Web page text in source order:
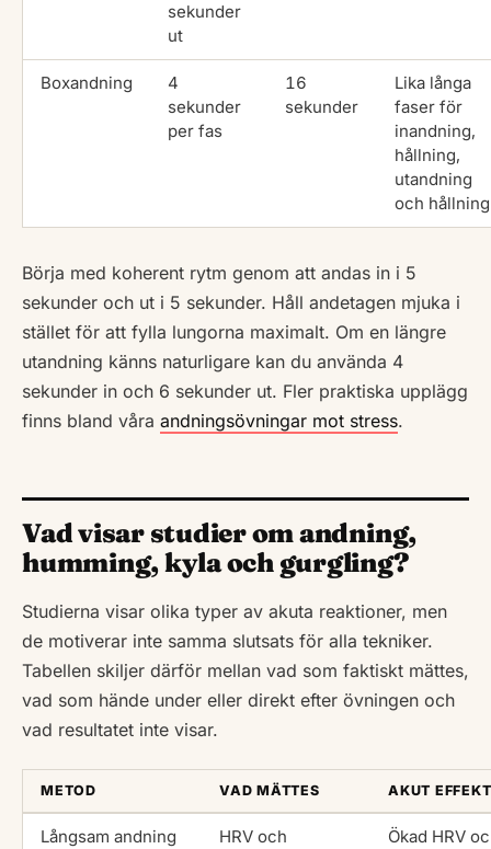
sekunder
ut
Boxandning
4
sekunder
per fas
16
sekunder
Lika långa
faser för
inandning,
hållning,
utandning
och
Börja med koherent rytm genom att andas in i 5
sekunder och ut i 5 sekunder. Håll andetagen mjuka i
stället för att fylla lungorna maximalt. Om en längre
utandning känns naturligare kan du använda 4
sekunder in och 6 sekunder ut. Fler praktiska upplägg
finns bland våra andningsövningar mot stress.
Vad visar studier om andning,
humming, kyla och gurgling?
Studierna visar olika typer av akuta reaktioner, men
de motiverar inte samma slutsats för alla tekniker.
Tabellen skiljer därför mellan vad som faktiskt mättes,
vad som hände under eller direkt efter övningen och
vad resultatet inte visar.
METOD VAD MÄTTES AKUT EFFEKT
Långsam andning
HRV och
Ökad HRV